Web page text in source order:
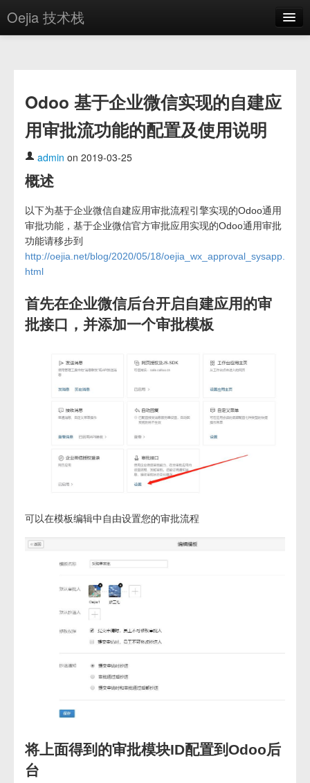
Oejia 技术栈
方案
OE学院
分享
关于
编辑器
登录
Odoo 基于企业微信实现的自建应
用审批流功能的配置及使用说明
admin on 2019-03-25
概述
以下为基于企业微信自建应用审批流程引擎实现的Odoo通用
审批功能，基于企业微信官方审批应用实现的Odoo通用审批
功能请移步到
http://oejia.net/blog/2020/05/18/oejia_wx_approval_sysapp.
html
首先在企业微信后台开启自建应用的审
批接口，并添加一个审批模板
可以在模板编辑中自由设置您的审批流程
将上面得到的审批模块ID配置到Odoo后
台